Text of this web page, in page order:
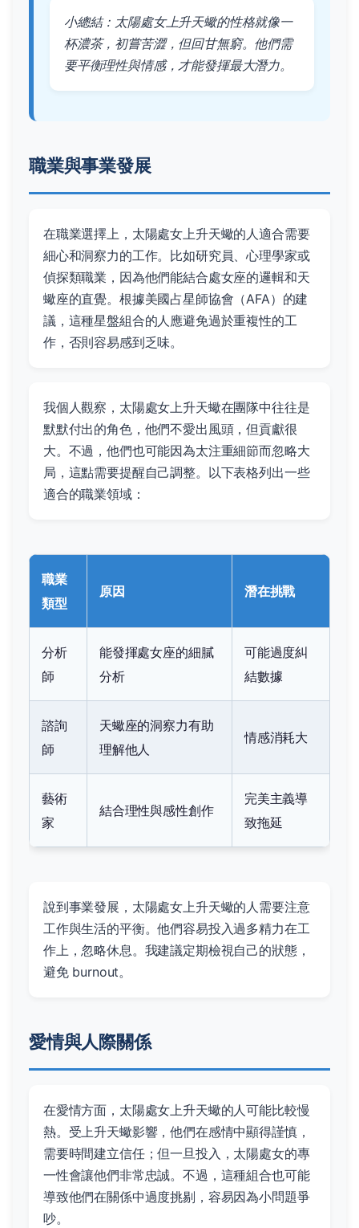
小總結：太陽處女上升天蠍的性格就像一
杯濃茶，初嘗苦澀，但回甘無窮。他們需
要平衡理性與情感，才能發揮最大潛力。
職業與事業發展
在職業選擇上，太陽處女上升天蠍的人適合需要
細心和洞察力的工作。比如研究員、心理學家或
偵探類職業，因為他們能結合處女座的邏輯和天
蠍座的直覺。根據美國占星師協會（AFA）的建
議，這種星盤組合的人應避免過於重複性的工
作，否則容易感到乏味。
我個人觀察，太陽處女上升天蠍在團隊中往往是
默默付出的角色，他們不愛出風頭，但貢獻很
大。不過，他們也可能因為太注重細節而忽略大
局，這點需要提醒自己調整。以下表格列出一些
適合的職業領域：
職業
類型
原因 潛在挑戰
分析
師
能發揮處女座的細膩
分析
可能過度糾
結數據
諮詢
師
天蠍座的洞察力有助
理解他人
情感消耗大
藝術
家
結合理性與感性創作
完美主義導
致拖延
說到事業發展，太陽處女上升天蠍的人需要注意
工作與生活的平衡。他們容易投入過多精力在工
作上，忽略休息。我建議定期檢視自己的狀態，
避免 burnout。
愛情與人際關係
在愛情方面，太陽處女上升天蠍的人可能比較慢
熱。受上升天蠍影響，他們在感情中顯得謹慎，
需要時間建立信任；但一旦投入，太陽處女的專
一性會讓他們非常忠誠。不過，這種組合也可能
導致他們在關係中過度挑剔，容易因為小問題爭
吵。